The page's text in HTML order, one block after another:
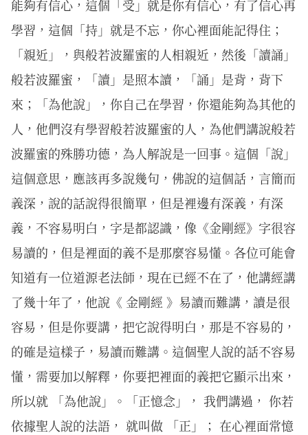
能夠有信心，這個「受」就是你有信心，有了信心再
學習，這個「持」就是不忘，你心裡面能記得住；
「親近」，與般若波羅蜜的人相親近，然後「讀誦」
般若波羅蜜，「讀」是照本讀，「誦」是背，背下
來；「為他說」，你自己在學習，你還能夠為其他的
人，他們沒有學習般若波羅蜜的人，為他們講說般若
波羅蜜的殊勝功德，為人解說是一回事。這個「說」
這個意思，應該再多說幾句，佛說的這個話，言簡而
義深，說的話說得很簡單，但是裡邊有深義，有深
義，不容易明白，字是都認識，像《金剛經》字很容
易讀的，但是裡面的義不是那麼容易懂。各位可能會
知道有一位道源老法師，現在已經不在了，他講經講
了幾十年了，他說《 金剛經 》易讀而難講，讀是很
容易，但是你要講，把它說得明白，那是不容易的，
的確是這樣子，易讀而難講。這個聖人說的話不容易
懂，需要加以解釋，你要把裡面的義把它顯示出來，
所以就 「為他說」。「正憶念」， 我們講過， 你若
依據聖人說的法語， 就叫做 「正」； 在心裡面常憶